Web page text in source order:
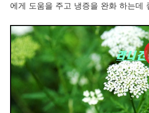
에게 도움을 주고 냉증을 완화 하는데